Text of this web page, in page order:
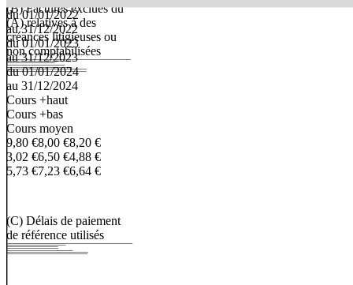
(C) Délais de paiement
de référence utilisés
(B) Factures exclues du
(A) relatives à des
créances litigieuses ou
non comptabilisées
du 01/01/2022
au 31/12/2022
du 01/01/2023
au 31/12/2023
du 01/01/2024
au 31/12/2024
Cours +haut
Cours +bas
Cours moyen
9,80 €8,00 €8,20 €
3,02 €6,50 €4,88 €
5,73 €7,23 €6,64 €